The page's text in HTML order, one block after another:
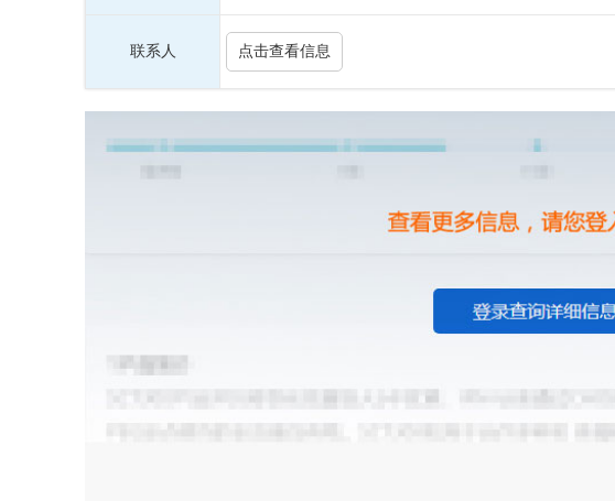
联系人 点击查看信息